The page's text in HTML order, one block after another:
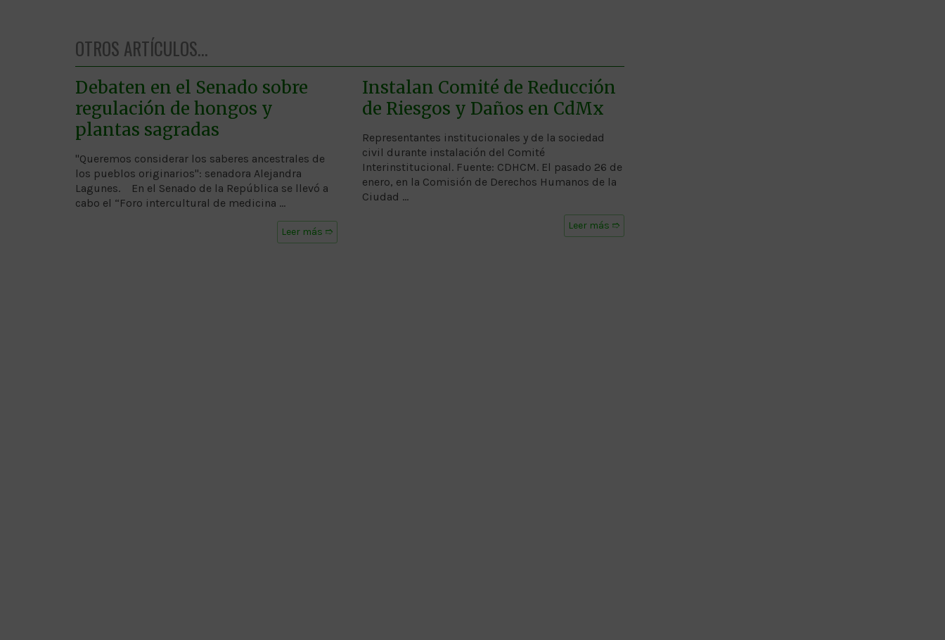
OTROS ARTÍCULOS...
Debaten en el Senado sobre
regulación de hongos y
plantas sagradas
"Queremos considerar los saberes ancestrales de
los pueblos originarios": senadora Alejandra
Lagunes. En el Senado de la República se llevó a
cabo el “Foro intercultural de medicina …
Leer más ➱
Instalan Comité de Reducción
de Riesgos y Daños en CdMx
Representantes institucionales y de la sociedad
civil durante instalación del Comité
Interinstitucional. Fuente: CDHCM. El pasado 26 de
enero, en la Comisión de Derechos Humanos de la
Ciudad …
Leer más ➱